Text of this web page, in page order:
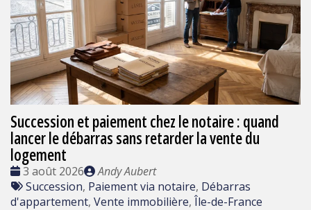
Succession et paiement chez le notaire : quand
lancer le débarras sans retarder la vente du
logement
Date
:
3 août 2026
Publié
par
Andy Aubert
Tags
:
Succession, Paiement via notaire, Débarras
d'appartement, Vente immobilière, Île-de-France